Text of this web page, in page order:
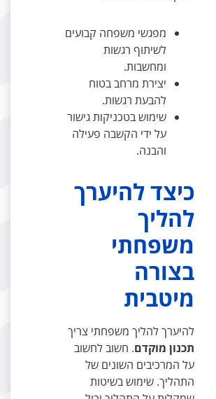
מפגשי משפחה קבועים
לשיתוף רגשות
ומחשבות.
יצירת מרחב בטוח
להבעת רגשות.
שימוש בטכניקות גישור
על ידי הקשבה פעילה
והבנה.
כיצד להיערך
להליך
משפחתי
בצורה
מיטבית
להיערך להליך משפחתי צריך
תכנון מוקדם. חשוב לחשוב
על המרכיבים השונים של
התהליך. שימוש בשיטות